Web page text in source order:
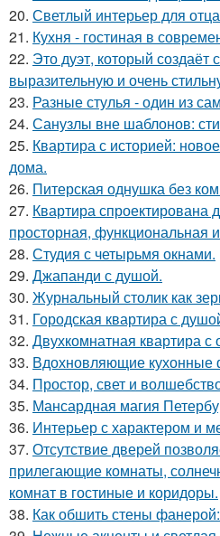
20. Светлый интерьер для
21. Кухня - гостиная в
22. Это дуэт, который создаёт
выразительную и очень
23. Разные стулья - один из
24. Санузлы вне шаблонов:
25. Квартира с историей:
дома.
26. Питерская однушка без
27. Квартира спроектирована
просторная, функциональная
28. Студия с четырьмя окнами.
29. Джапанди с душой.
30. Журнальный столик как
31. Городская квартира с
32. Двухкомнатная квартира
33. Вдохновляющие кухонные
34. Простор, свет и
35. Мансардная магия
36. Интерьер с характером и
37. Отсутствие дверей
прилегающие комнаты,
комнат в гостиные и коридоры.
38. Как обшить стены